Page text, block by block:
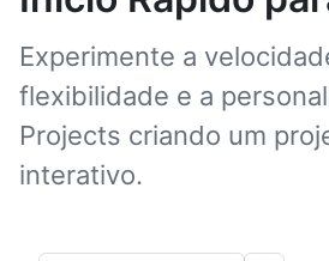
Experimente a
flexibilidade e a
Projects criando um
interativo.